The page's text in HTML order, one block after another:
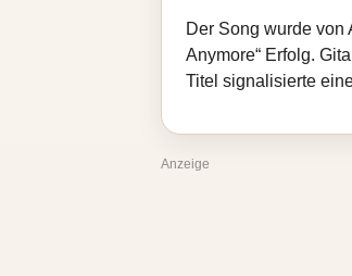
Der Song wurde von
Anymore“ Erfolg.
Titel signalisierte
Anzeige